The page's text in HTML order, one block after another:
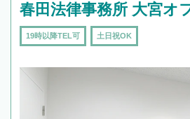
春田法律事務所 大宮オ
19時以降TEL可 土日祝OK